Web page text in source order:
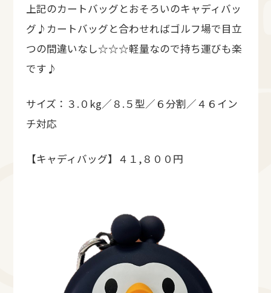
上記のカートバッグとおそろいのキャディバッ
グ♪カートバッグと合わせればゴルフ場で目立
つの間違いなし☆☆☆軽量なので持ち運びも楽
です♪
サイズ：３.０kg／８.５型／６分割／４６イン
チ対応
【キャディバッグ】４１,８００円